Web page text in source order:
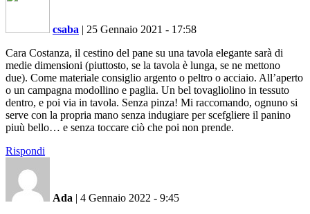
csaba | 25 Gennaio 2021 - 17:58
Cara Costanza, il cestino del pane su una tavola elegante sarà di
medie dimensioni (piuttosto, se la tavola è lunga, se ne mettono
due). Come materiale consiglio argento o peltro o acciaio. All’aperto
o un campagna modollino e paglia. Un bel tovagliolino in tessuto
dentro, e poi via in tavola. Senza pinza! Mi raccomando, ognuno si
serve con la propria mano senza indugiare per scefgliere il panino
piuù bello… e senza toccare ciò che poi non prende.
Rispondi
Ada | 4 Gennaio 2022 - 9:45